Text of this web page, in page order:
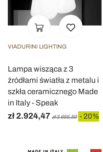
VIADURINI LIGHTING
Lampa wisząca z 3
źródłami światła z metalu i
szkła ceramicznego Made
in Italy - Speak
zł 2.924,47 zł 3.655,59 - 20%